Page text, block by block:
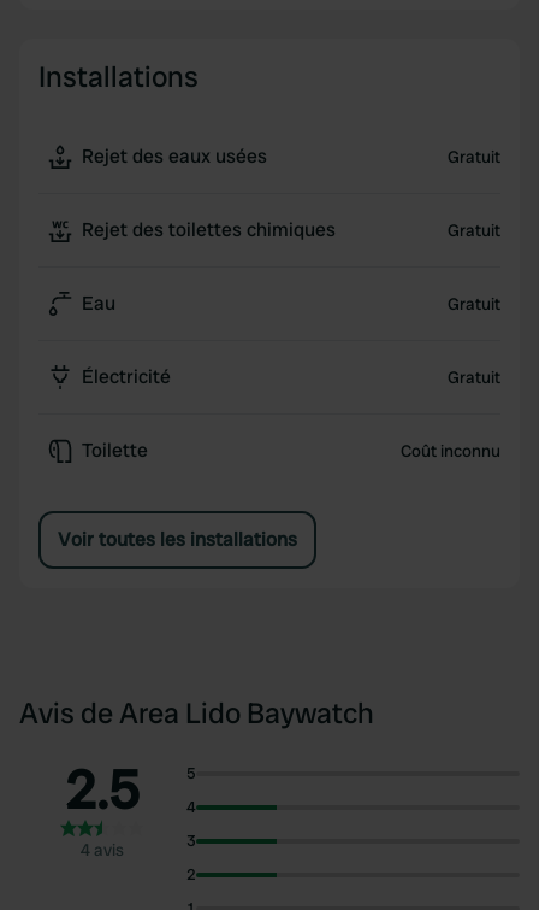
Installations
Rejet des eaux usées Gratuit
Rejet des toilettes chimiques Gratuit
Eau Gratuit
Électricité Gratuit
Toilette Coût inconnu
Voir toutes les installations
Avis de Area Lido Baywatch
2.5
4 avis
5
4
3
2